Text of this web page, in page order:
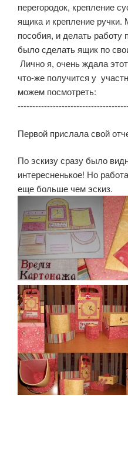
перегородок, крепление
ящика и крепление
пособия, и делать
было сделать ящик по
Лично я, очень ждала
что-же получится у
можем посмотреть:
Первой прислала свой
По эскизу сразу было
интересненькое! Но
еще больше чем эскиз.